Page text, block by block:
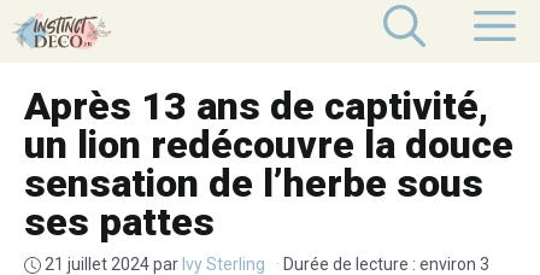
Aller
au
Après 13 ans de captivité,
un lion redécouvre la douce
sensation de l’herbe sous
ses pattes
21 juillet 2024par Ivy Sterling · Durée de lecture : environ 3